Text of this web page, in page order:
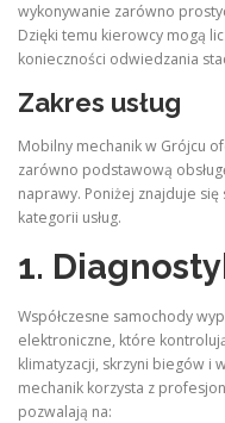
wykonywanie zarówno
Dzięki temu kierowcy mogą
konieczności odwiedzania
Zakres usług
Mobilny mechanik w Grójcu
zarówno podstawową
naprawy. Poniżej znajduje się
kategorii usług.
1.
Współczesne samochody
elektroniczne, które
klimatyzacji, skrzyni biegów i
mechanik korzysta z
pozwalają na: